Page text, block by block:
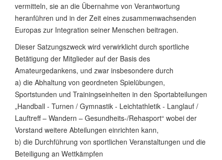
vermitteln, sie an die Übernahme von Verantwortung
heranführen und in der Zeit eines zusammenwachsenden
Europas zur Integration seiner Menschen beitragen.
Dieser Satzungszweck wird verwirklicht durch sportliche
Betätigung der Mitglieder auf der Basis des
Amateurgedankens, und zwar insbesondere durch
a) die Abhaltung von geordneten Spielübungen,
Sportstunden und Trainingseinheiten in den Sportabteilungen
„Handball - Turnen / Gymnastik - Leichtathletik - Langlauf /
Lauftreff – Wandern – Gesundheits-/Rehasport“ wobei der
Vorstand weitere Abteilungen einrichten kann,
b) die Durchführung von sportlichen Veranstaltungen und die
Beteiligung an Wettkämpfen